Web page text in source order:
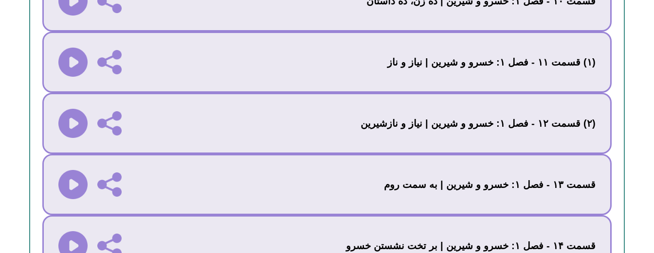
(۱) قسمت ۱۱ - فصل ۱: خسرو و شیرین | نیاز و ناز
(۲) قسمت ۱۲ - فصل ۱: خسرو و شیرین | نیاز و نازشیرین
قسمت ۱۳ - فصل ۱: خسرو و شیرین | به سمت روم
قسمت ۱۴ - فصل ۱: خسرو و شیرین | بر تخت نشستن خسرو